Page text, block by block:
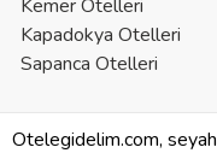
Kemer Otelleri
Kapadokya Otelleri
Sapanca Otelleri
Otelegidelim.com,